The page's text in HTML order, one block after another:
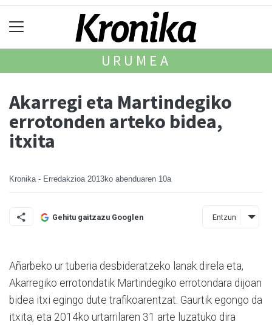
URUMEA
Akarregi eta Martindegiko
errotonden arteko bidea,
itxita
Kronika - Erredakzioa 2013ko abenduaren 10a
Gehitu gaitzazu Googlen Entzun
Añarbeko ur tuberia desbideratzeko lanak direla eta,
Akarregiko errotondatik Mar­tindegiko errotondara dijoan
bidea itxi egingo dute trafikoarentzat. Gaurtik egongo da
itxita, eta 2014ko urtarrilaren 31 arte luzatuko dira